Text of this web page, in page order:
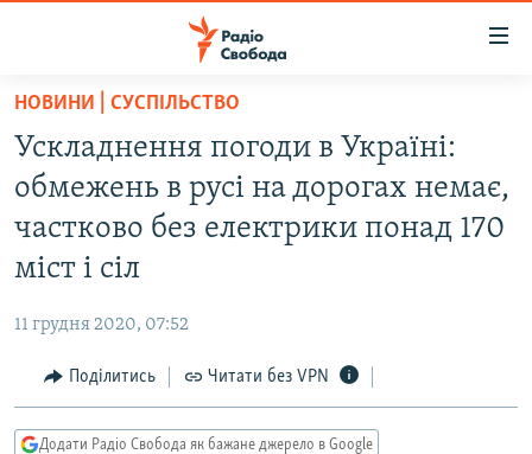
Перейти
основного
матеріалу
основної
Перейти
пошуку
ВСЕ ЗА ДОБУ
ПОЛІТИКА
СУСПІЛЬСТВО
КУЛЬТУРА
СПОРТ
ВІЙНА
ДОНБАС.РЕАЛІЇ
КРИМ.РЕАЛІЇ
ТИ ЯК?
НОВИНИ | СУСПІЛЬСТВО
Ускладнення погоди в Україні:
обмежень в русі на дорогах немає,
частково без електрики понад 170
міст і сіл
11 грудня 2020, 07:52
Поділитись Читати без VPN
Додати Радіо Свобода як бажане джерело в Google